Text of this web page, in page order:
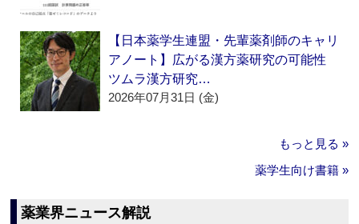
【日本薬学生連盟・先輩薬剤師のキャリ
アノート】広がる漢方薬研究の可能性
ツムラ漢方研究…
2026年07月31日 (金)
もっと見る »
薬学生向け書籍 »
薬業界ニュース解説